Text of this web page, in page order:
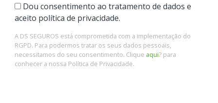
Dou consentimento ao tratamento de dados e
aceito política de privacidade.
A DS SEGUROS está comprometida com a implementação do
RGPD. Para podermos tratar os seus dados pessoais,
necessitamos do seu consentimento. Clique aqui? para
conhecer a nossa Política de Privacidade.